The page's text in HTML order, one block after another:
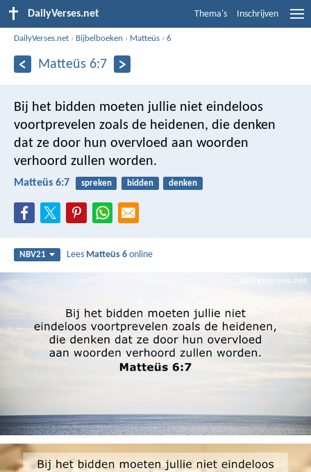
DailyVerses.net Thema's Inschrijven
DailyVerses.net › Bijbelboeken › Matteüs ›6
Matteüs 6:7
Bij het bidden moeten jullie niet eindeloos
voortprevelen zoals de heidenen, die denken
dat ze door hun overvloed aan woorden
verhoord zullen worden.
Matteüs 6:7 spreken bidden denken
NBV21 Lees Matteüs 6 online